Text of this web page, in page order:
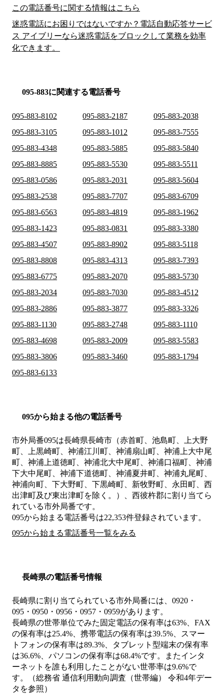
この電話番号に関する情報はこちら
迷惑電話にお困りではないですか？電話自動応答サービ
ス アイブリーなら迷惑電話をブロックして業務を効率
化できます。
095-883に関連する電話番号
095-883-8102 095-883-2187
095-883-2038
095-883-3105
095-883-1012
095-883-7555
095-883-4348
095-883-5885
095-883-5840
095-883-8885
095-883-5530
095-883-5511
095-883-0586
095-883-2031
095-883-5604
095-883-2538
095-883-7707
095-883-6709
095-883-6563
095-883-4819
095-883-1962
095-883-1423
095-883-0831
095-883-3380
095-883-4507
095-883-8902
095-883-5118
095-883-8808
095-883-4313
095-883-7393
095-883-6775
095-883-2070
095-883-5730
095-883-2034
095-883-7030
095-883-4512
095-883-2886
095-883-3877
095-883-3326
095-883-1130
095-883-2748
095-883-1110
095-883-4698
095-883-2009
095-883-5583
095-883-3806
095-883-3460
095-883-1794
095-883-6133
095から始まる他の電話番号
市外局番095は長崎県長崎市（赤首町、池島町、上大野
町、上黒崎町、神浦江川町、神浦扇山町、神浦上大中尾
町、神浦上道徳町、神浦北大中尾町、神浦口福町、神浦
下大中尾町、神浦下道徳町、神浦夏井町、神浦丸尾町、
神浦向町、下大野町、下黒崎町、新牧野町、永田町、西
出津町及び東出津町を除く。）、西彼杵郡に割り当てら
れている市外局番です。
095から始まる電話番号は22,353件登録されています。
095から始まる電話番号一覧をみる
長崎県の電話番号情報
長崎県に割り当てられている市外局番には、0920・
095・0950・0956・0957・0959があります。
長崎県の世帯単位でみた固定電話の保有率は63%、FAX
の保有率は25.4%、携帯電話の保有率は39.5%、スマー
トフォンの保有率は89.3%、タブレット型端末の保有率
は36.6%、パソコンの保有率は68.4%です。またインタ
ーネットを誰も利用したことがない世帯率は9.6%で
す。（総務省 通信利用動向調査（世帯編） 令和4年デー
タを参照）